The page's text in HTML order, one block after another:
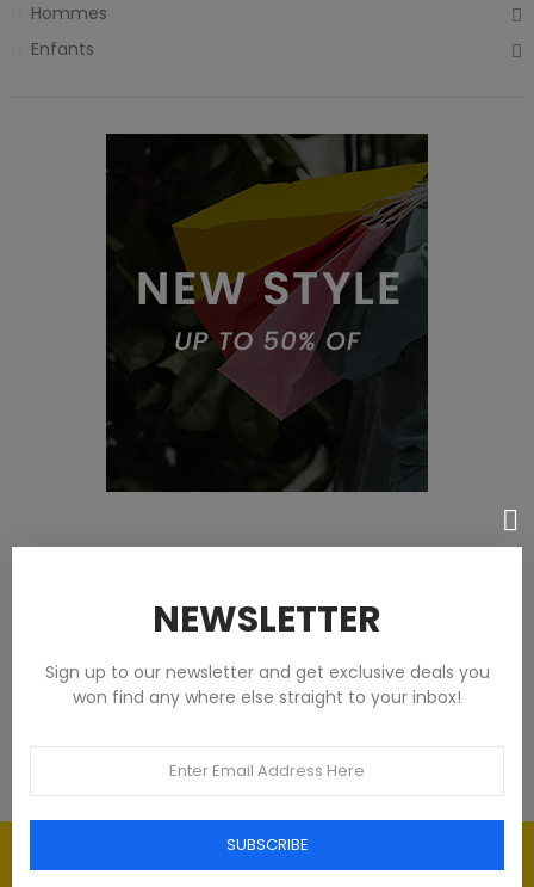
Hommes
Enfants
Tommy Hilfiger Chemises - Homme -
€93.00
Élégance intemporelle : l'art du
NEWSLETTER
Sign up to our newsletter and get exclusive deals you
won find any where else straight to your inbox!
SUBSCRIBE